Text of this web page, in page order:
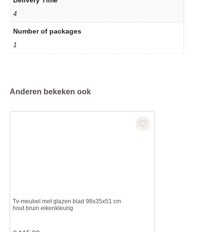
4
Number of packages
1
Anderen bekeken ook
Tv-meubel met glazen blad 98x35x51 cm
hout bruin eikenkleurig